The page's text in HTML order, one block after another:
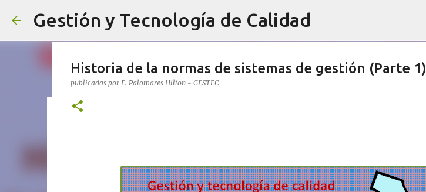
Gestión y Tecnología de Calidad
Historia de la normas de sistemas de gestión (Parte 1)
publicadas por E. Palomares Hilton - GESTEC